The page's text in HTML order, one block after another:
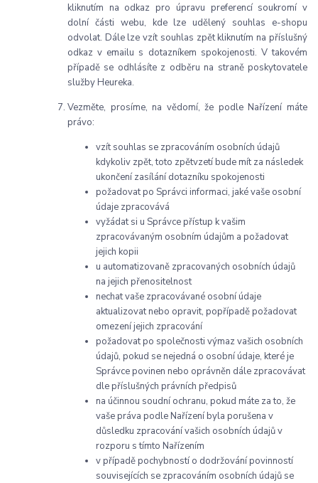
kliknutím na odkaz pro úpravu preferencí soukromí v
dolní části webu, kde lze udělený souhlas e-shopu
odvolat. Dále lze vzít souhlas zpět kliknutím na příslušný
odkaz v emailu s dotazníkem spokojenosti. V takovém
případě se odhlásíte z odběru na straně poskytovatele
služby Heureka.
Vezměte, prosíme, na vědomí, že podle Nařízení máte
právo:
vzít souhlas se zpracováním osobních údajů
kdykoliv zpět, toto zpětvzetí bude mít za následek
ukončení zasílání dotazníku spokojenosti
požadovat po Správci informaci, jaké vaše osobní
údaje zpracovává
vyžádat si u Správce přístup k vašim
zpracovávaným osobním údajům a požadovat
jejich kopii
u automatizovaně zpracovaných osobních údajů
na jejich přenositelnost
nechat vaše zpracovávané osobní údaje
aktualizovat nebo opravit, popřípadě požadovat
omezení jejich zpracování
požadovat po společnosti výmaz vašich osobních
údajů, pokud se nejedná o osobní údaje, které je
Správce povinen nebo oprávněn dále zpracovávat
dle příslušných právních předpisů
na účinnou soudní ochranu, pokud máte za to, že
vaše práva podle Nařízení byla porušena v
důsledku zpracování vašich osobních údajů v
rozporu s tímto Nařízením
v případě pochybností o dodržování povinností
souvisejících se zpracováním osobních údajů se